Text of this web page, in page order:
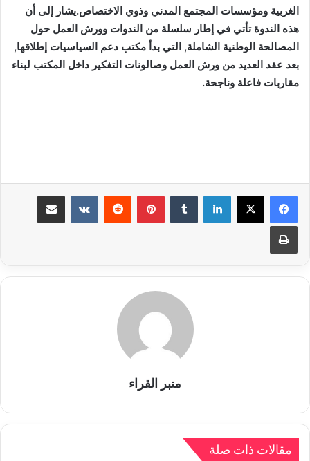
الغربية ومؤسسات المجتمع المدني وذوي الاختصاص.يشار إلى أن
هذه الندوة تأتي في إطار سلسلة من الندوات وورش العمل حول
المصالحة الوطنية الشاملة, التي بدأ مكتب دعم السياسيات إطلاقها,
بعد عقد العديد من ورش العمل وصالونات التفكير داخل المكتب لبناء
مقاربات فاعلة وناجحة.
لينكدإن بينتيريست
طباعة
منبر القراء
مقالات ذات صلة